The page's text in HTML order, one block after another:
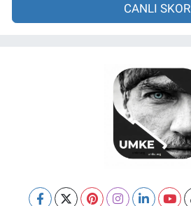
CANLI SKOR